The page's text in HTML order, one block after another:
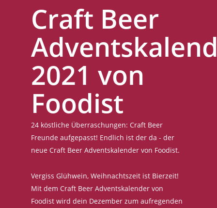
Craft Beer
2021 von
Foodist
24 köstliche Überraschungen: Craft Beer
Freunde aufgepasst! Endlich ist der da - der
neue Craft Beer Adventskalender von Foodist.
Vergiss Glühwein, Weihnachtszeit ist Bierzeit!
Mit dem Craft Beer Adventskalender von
Foodist wird dein Dezember zum aufregenden